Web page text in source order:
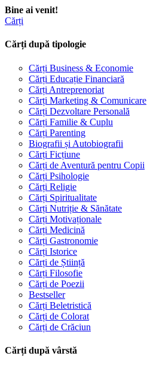
Bine ai venit!
Cărți
Cărți după tipologie
Cărți Business & Economie
Cărți Educație Financiară
Cărți Antreprenoriat
Cărți Marketing & Comunicare
Cărți Dezvoltare Personală
Cărți Familie & Cuplu
Cărți Parenting
Biografii și Autobiografii
Cărți Ficțiune
Cărți de Aventură pentru Copii
Cărți Psihologie
Cărți Religie
Cărți Spiritualitate
Cărți Nutriție & Sănătate
Cărți Motivaționale
Cărți Medicină
Cărți Gastronomie
Cărți Istorice
Cărți de Știință
Cărți Filosofie
Cărți de Poezii
Bestseller
Cărți Beletristică
Cărți de Colorat
Cărți de Crăciun
Cărți după vârstă